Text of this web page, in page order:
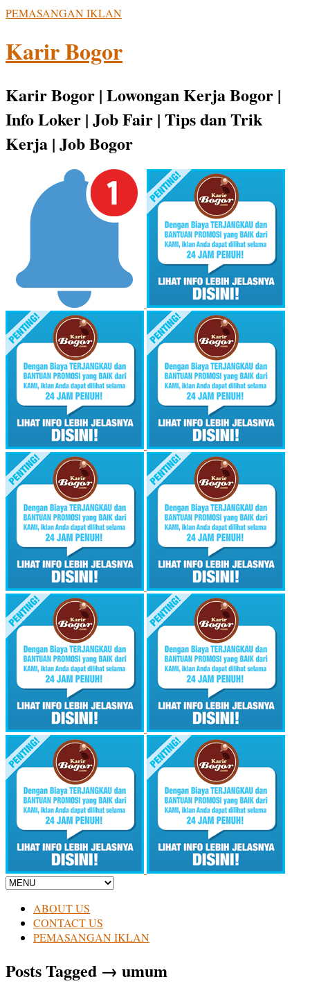
PEMASANGAN IKLAN
Karir Bogor
Karir Bogor | Lowongan Kerja Bogor |
Info Loker | Job Fair | Tips dan Trik
Kerja | Job Bogor
ABOUT US
CONTACT US
PEMASANGAN IKLAN
Posts Tagged → umum